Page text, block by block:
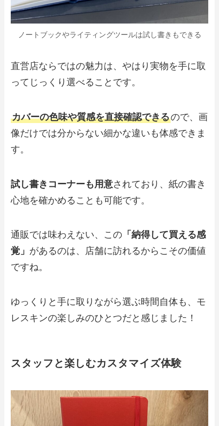
ノートブックやライティングツールは試し書きもできる
直営店ならではの魅力は、やはり実物を手に取
ってじっくり選べることです。
カバーの色味や質感を直接確認できるので、画
像だけでは分からない細かな違いも体感できま
す。
試し書きコーナーも用意されており、紙の書き
心地を確かめることも可能です。
通販では味わえない、この 「納得して買える感
覚」 があるのは、店舗に訪れるからこその価値
ですね。
ゆっくりと手に取りながら選ぶ時間自体も、モ
レスキンの楽しみのひとつだと感じました！
スタッフと楽しむカスタマイズ体験